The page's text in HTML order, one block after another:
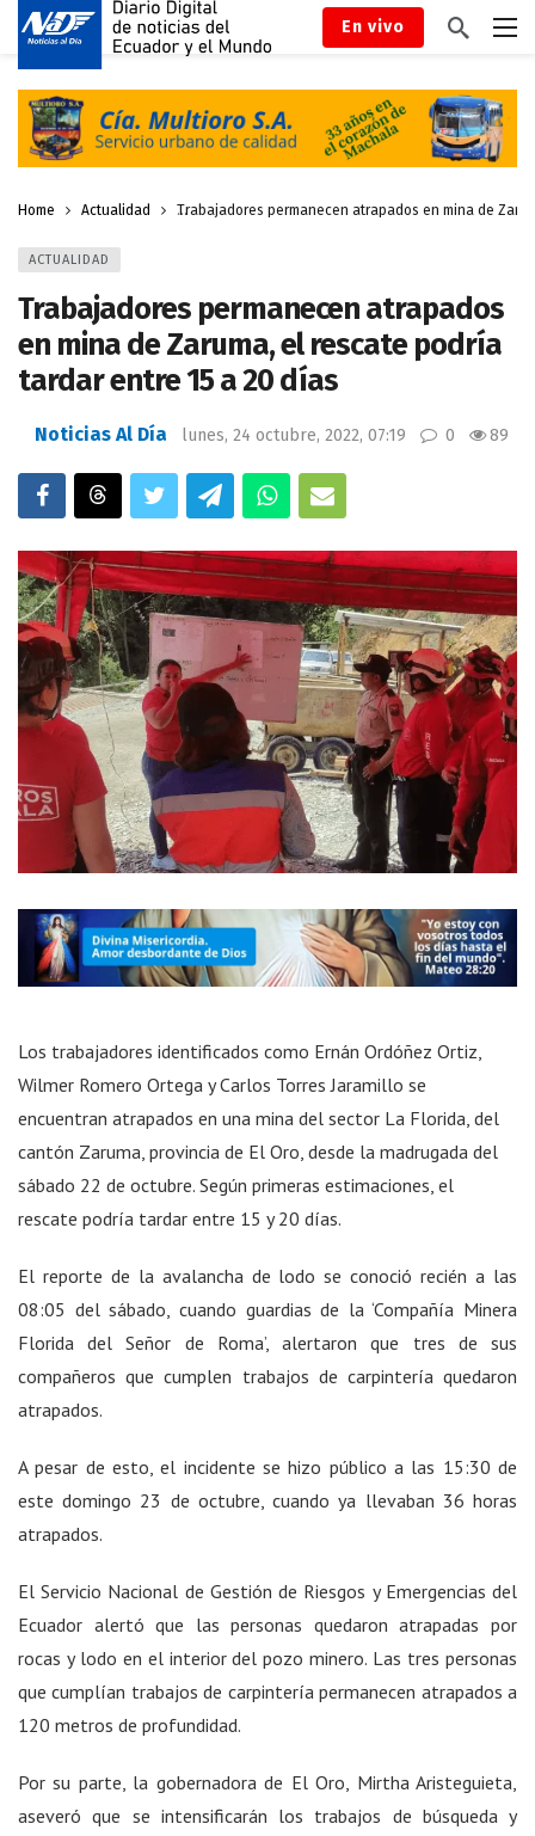
En vivo
Home Actualidad Trabajadores permanecen atrapados en mina de
ACTUALIDAD
Trabajadores permanecen atrapados
en mina de Zaruma, el rescate podría
tardar entre 15 a 20 días
Noticias Al Día lunes, 24 octubre, 2022, 07:19 0 89
Los trabajadores identificados como Ernán Ordóñez Ortiz,
Wilmer Romero Ortega y Carlos Torres Jaramillo se
encuentran atrapados en una mina del sector La Florida, del
cantón Zaruma, provincia de El Oro, desde la madrugada del
sábado 22 de octubre. Según primeras estimaciones, el
rescate podría tardar entre 15 y 20 días.
El reporte de la avalancha de lodo se conoció recién a las
08:05 del sábado, cuando guardias de la ‘Compañía Minera
Florida del Señor de Roma’, alertaron que tres de sus
compañeros que cumplen trabajos de carpintería quedaron
atrapados.
A pesar de esto, el incidente se hizo público a las 15:30 de
este domingo 23 de octubre, cuando ya llevaban 36 horas
atrapados.
El Servicio Nacional de Gestión de Riesgos y Emergencias del
Ecuador alertó que las personas quedaron atrapadas por
rocas y lodo en el interior del pozo minero. Las tres personas
que cumplían trabajos de carpintería permanecen atrapados a
120 metros de profundidad.
Por su parte, la gobernadora de El Oro, Mirtha Aristeguieta,
aseveró que se intensificarán los trabajos de búsqueda y